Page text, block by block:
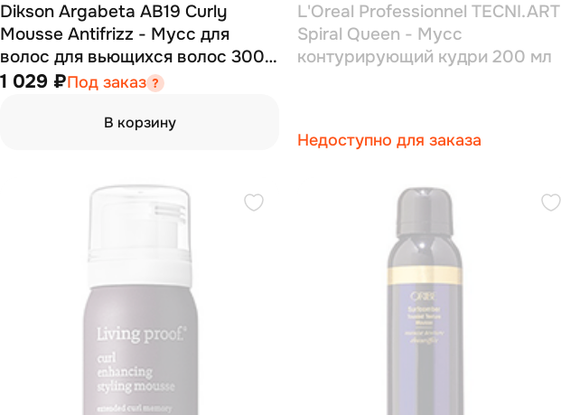
Dikson Argabeta AB19 Curly
Mousse Antifrizz - Мусс для
волос для вьющихся волос 300
мл
1 029 ₽Под заказ
В корзину
L'Oreal Professionnel TECNI.ART
Spiral Queen - Мусс
контурирующий кудри 200 мл
Недоступно для заказа